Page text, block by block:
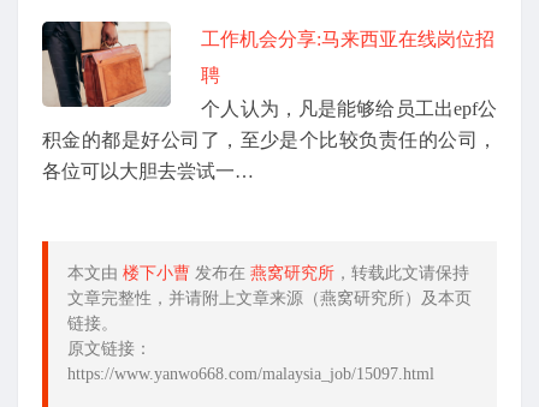
工作机会分享:马来西亚在线岗位招
聘
个人认为，凡是能够给员工出epf公
积金的都是好公司了，至少是个比较负责任的公司，
各位可以大胆去尝试一…
本文由 楼下小曹 发布在 燕窝研究所 ，转载此文请保持
文章完整性，并请附上文章来源（燕窝研究所）及本页
链接。
原文链接：
https://www.yanwo668.com/malaysia_job/15097.html